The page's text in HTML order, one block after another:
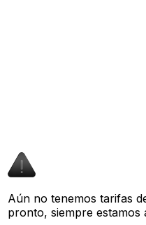
Aún no tenemos tarifas
pronto, siempre